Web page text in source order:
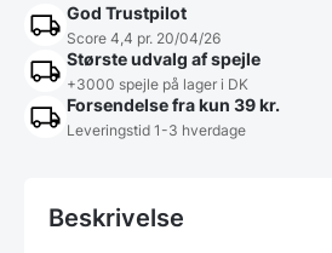
God Trustpilot
Score 4,4 pr. 20/04/26
Største udvalg af spejle
+3000 spejle på lager i DK
Forsendelse fra kun 39 kr.
Leveringstid 1-3 hverdage
Beskrivelse